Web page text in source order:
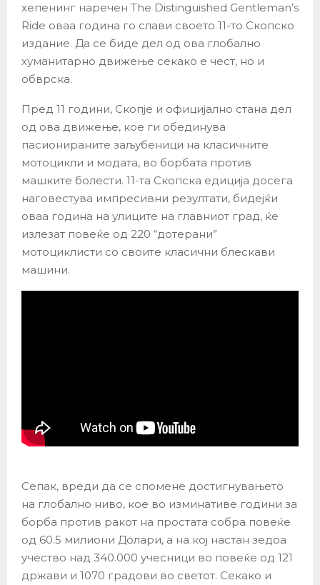
хепенинг наречен The Distinguished Gentleman’s
Ride оваа година го слави своето 11-то Скопско
издание. Да се биде дел од ова глобално
хуманитарно движење секако е чест, но и
обврска.
Пред 11 години, Скопје и официјално стана дел
од ова движење, кое ги обединува
пасионираните заљубеници на класичните
мотоцикли и модата, во борбата против
машките болести. 11-та Скопска едиција досега
наговестува импресивни резултати, бидејќи
оваа година на улиците на главниот град, ќе
излезат повеќе од 220 “дотерани”
мотоциклисти со своите класични блескави
машини.
Сепак, вреди да се спомене достигнувањето
на глобално ниво, кое во изминативе години за
борба против ракот на простата собра повеќе
од 60.5 милиони Долари, а на кој настан зедоа
учество над 340.000 учесници во повеќе од 121
држави и 1070 градови во светот. Секако и